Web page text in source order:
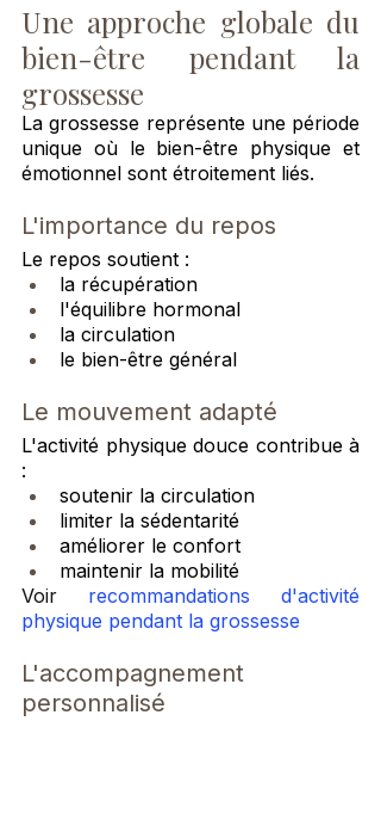
Une approche globale du
bien-être pendant la
grossesse
La grossesse représente une période
unique où le bien-être physique et
émotionnel sont étroitement liés.
L'importance du repos
Le repos soutient :
la récupération
l'équilibre hormonal
la circulation
le bien-être général
Le mouvement adapté
L'activité physique douce contribue à
:
soutenir la circulation
limiter la sédentarité
améliorer le confort
maintenir la mobilité
Voir recommandations d'activité
physique pendant la grossesse
L'accompagnement
personnalisé